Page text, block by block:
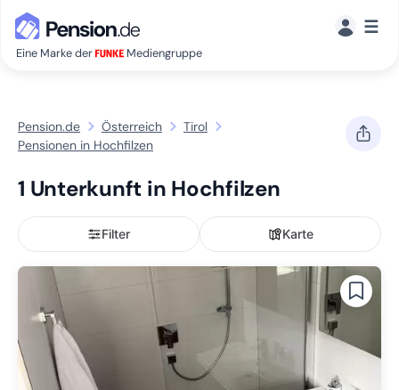
Eine Marke der Mediengruppe
☰
Pension.de Österreich
Tirol
Pensionen in Hochfilzen
1 Unterkunft in Hochfilzen
Filter Karte